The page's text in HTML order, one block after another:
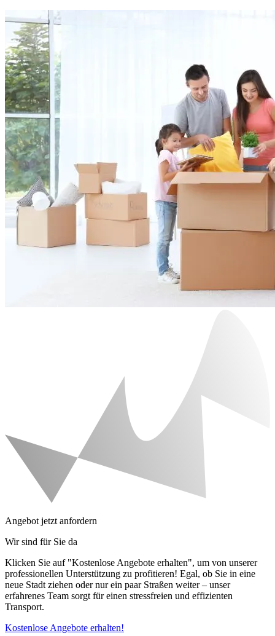
Angebot jetzt anfordern
Wir sind für Sie da
Klicken Sie auf "Kostenlose Angebote erhalten", um von unserer
professionellen Unterstützung zu profitieren! Egal, ob Sie in eine
neue Stadt ziehen oder nur ein paar Straßen weiter – unser
erfahrenes Team sorgt für einen stressfreien und effizienten
Transport.
Kostenlose Angebote erhalten!